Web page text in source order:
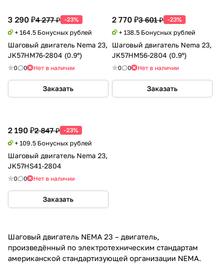
3 290 ₽4 277 ₽ -23%
+ 164.5 Бонусных рублей
Шаговый двигатель Nema 23,
JK57HM76-2804 (0.9°)
0 0 Нет в наличии
Заказать
2 770 ₽3 601 ₽ -23%
+ 138.5 Бонусных рублей
Шаговый двигатель Nema 23,
JK57HM56-2804 (0.9°)
0 0 Нет в наличии
Заказать
2 190 ₽2 847 ₽ -23%
+ 109.5 Бонусных рублей
Шаговый двигатель Nema 23,
JK57HS41-2804
0 0 Нет в наличии
Заказать
Шаговый двигатель NEMA 23 – двигатель,
произведённый по электротехническим стандартам
американской стандартизующей организации NEMA.